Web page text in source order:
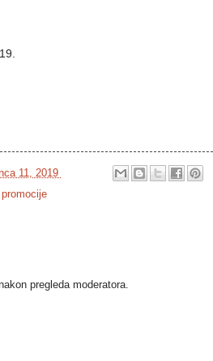
11, 2019
promocije
pregleda moderatora.